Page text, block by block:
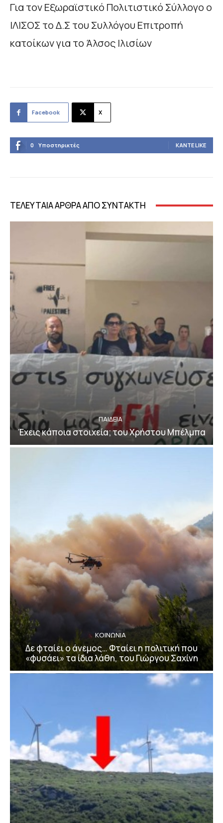
Για τον Εξωραϊστικό Πολιτιστικό Σύλλογο ο
ΙΛΙΣΟΣ το Δ.Σ του Συλλόγου Επιτροπή
κατοίκων για το Άλσος Ιλισίων
Facebook X
0 Υποστηρικτές ΚΆΝΤΕ LIKE
ΤΕΛΕΥΤΑΙΑ ΑΡΘΡΑ ΑΠΟ ΣΥΝΤΑΚΤΗ
ΠΑΙΔΕΙΑ
Έχεις κάποια στοιχεία; του Χρήστου Μπέλμπα
ΚΟΙΝΩΝΙΑ
Δε φταίει ο άνεμος… Φταίει η πολιτική που
«φυσάει» τα ίδια λάθη, του Γιώργου Σαχίνη